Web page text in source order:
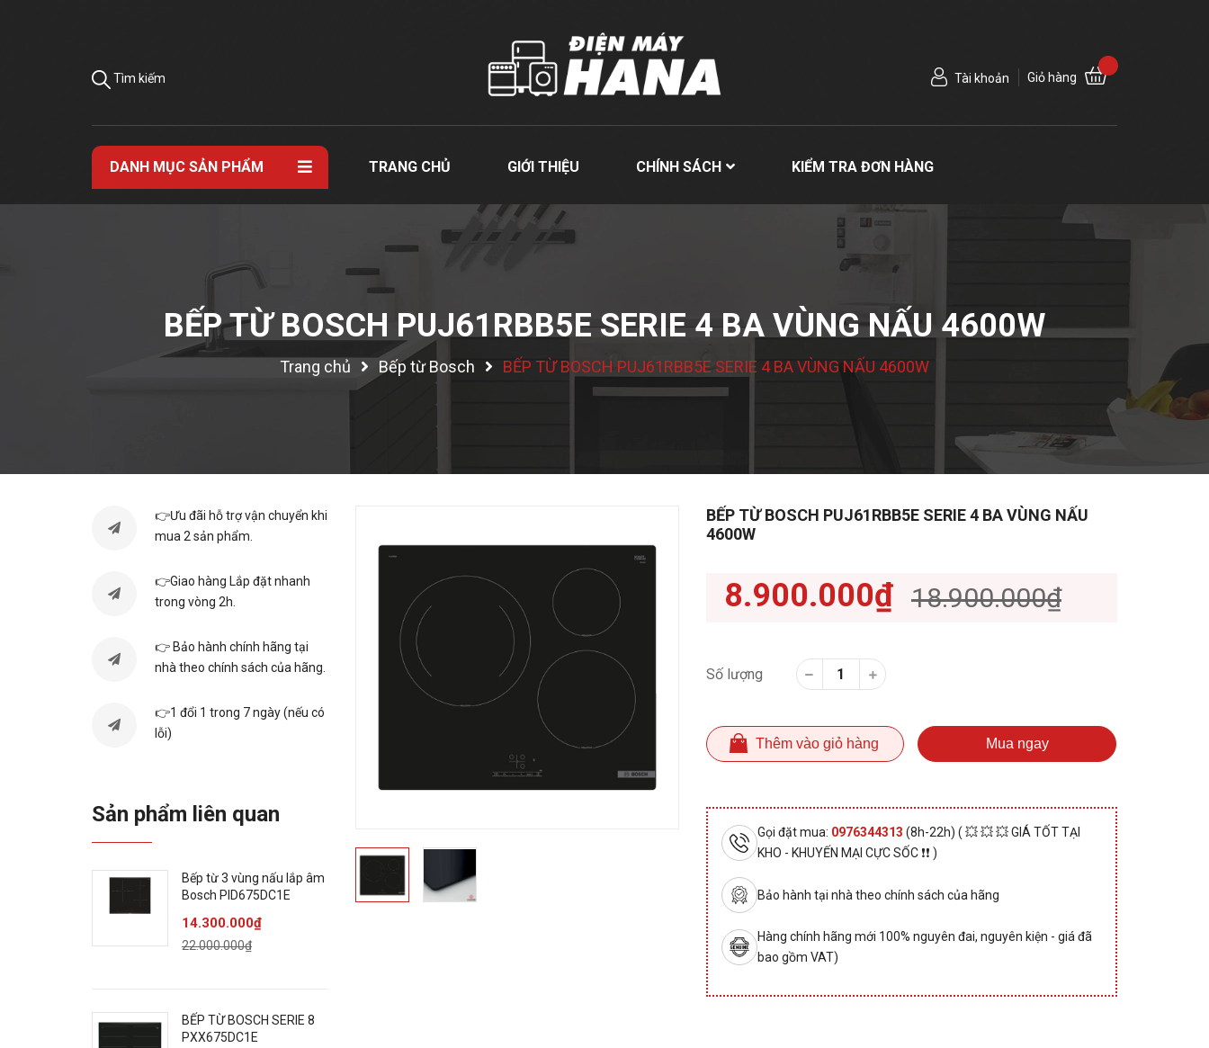
Tìm kiếm Tài khoản Giỏ hàng
DANH MỤC SẢN PHẨM TRANG CHỦ GIỚI THIỆU CHÍNH SÁCH KIỂM TRA ĐƠN HÀNG
BẾP TỪ BOSCH PUJ61RBB5E SERIE 4 BA VÙNG NẤU 4600W
Trang chủ Bếp từ Bosch BẾP TỪ BOSCH PUJ61RBB5E SERIE 4 BA VÙNG NẤU 4600W
BẾP TỪ BOSCH PUJ61RBB5E SERIE 4 BA VÙNG NẤU
4600W
8.900.000₫ 18.900.000₫
Số lượng
Thêm vào giỏ hàng Mua ngay
Gọi đặt mua: 0976344313 (8h-22h) ( 💥 💥 💥 GIÁ TỐT TẠI
KHO - KHUYẾN MẠI CỰC SỐC ❗❗ )
Bảo hành tại nhà theo chính sách của hãng
Hàng chính hãng mới 100% nguyên đai, nguyên kiện - giá đã
bao gồm VAT)
👉Ưu đãi hỗ trợ vận chuyển khi
mua 2 sản phẩm.
👉Giao hàng Lắp đặt nhanh
trong vòng 2h.
👉 Bảo hành chính hãng tại
nhà theo chính sách của hãng.
👉1 đổi 1 trong 7 ngày (nếu có
lỗi)
Sản phẩm liên quan
Bếp từ 3 vùng nấu lắp âm
Bosch PID675DC1E
14.300.000₫
22.000.000₫
BẾP TỪ BOSCH SERIE 8
PXX675DC1E